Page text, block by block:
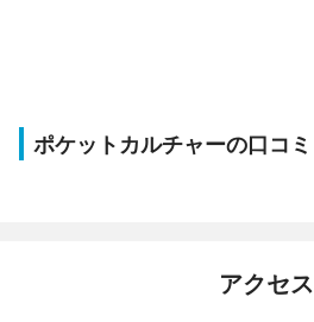
ポケットカルチャーの口コミ
アクセス